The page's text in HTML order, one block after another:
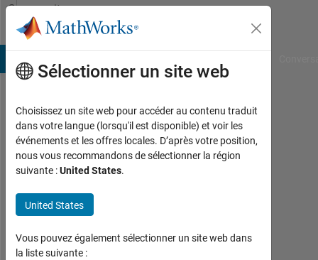
Passer au contenu
Community
Profile
Ali
Nouri
Last
plus
de 6
y a
Sélectionner un site web
Choisissez un site web pour accéder au contenu traduit
dans votre langue (lorsqu'il est disponible) et voir les
événements et les offres locales. D’après votre position,
nous vous recommandons de sélectionner la région
suivante :United States.
United States
Vous pouvez également sélectionner un site web dans
la liste suivante :